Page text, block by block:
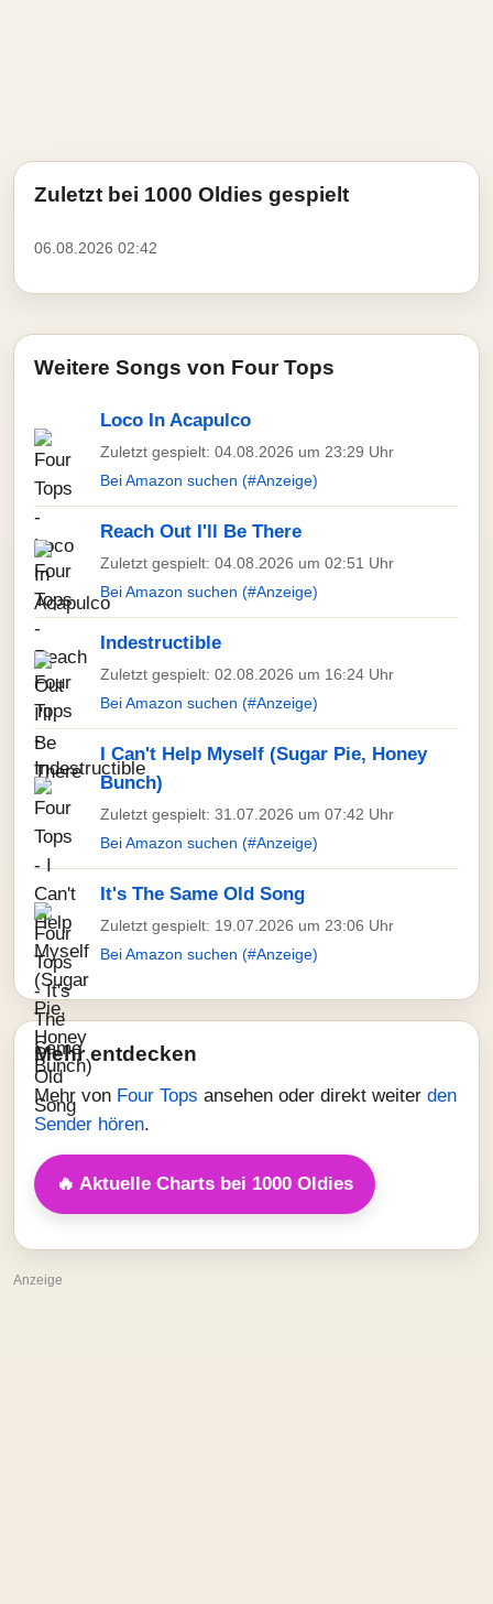
Zuletzt bei 1000 Oldies gespielt
06.08.2026 02:42
Weitere Songs von Four Tops
Loco In Acapulco
Zuletzt gespielt: 04.08.2026 um 23:29 Uhr
Bei Amazon suchen (#Anzeige)
Reach Out I'll Be There
Zuletzt gespielt: 04.08.2026 um 02:51 Uhr
Bei Amazon suchen (#Anzeige)
Indestructible
Zuletzt gespielt: 02.08.2026 um 16:24 Uhr
Bei Amazon suchen (#Anzeige)
I Can't Help Myself (Sugar Pie, Honey
Bunch)
Zuletzt gespielt: 31.07.2026 um 07:42 Uhr
Bei Amazon suchen (#Anzeige)
It's The Same Old Song
Zuletzt gespielt: 19.07.2026 um 23:06 Uhr
Bei Amazon suchen (#Anzeige)
Mehr entdecken
Mehr von Four Tops ansehen oder direkt weiter den
Sender hören.
🔥 Aktuelle Charts bei 1000 Oldies
Anzeige